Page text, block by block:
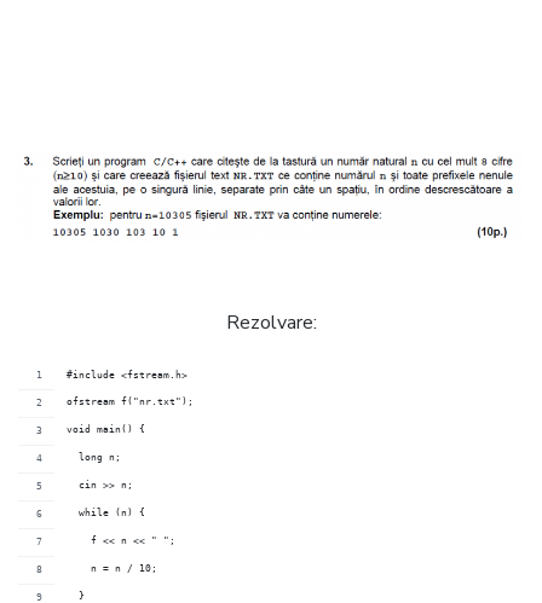
Rezolvare:
#include <fstream.h>
ofstream f("nr.txt");
void main() {
  long n;
  cin >> n;
  while (n) {
    f << n << " ";
    n = n / 10;
  }